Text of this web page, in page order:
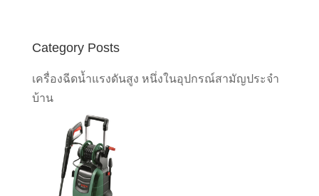
Category Posts
เครื่องฉีดน้ำแรงดันสูง หนึ่งในอุปกรณ์สามัญประจำ
บ้าน